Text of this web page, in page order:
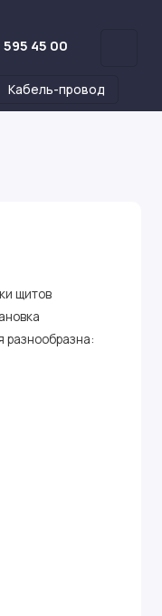
45 00
Кабель-провод
щитов
разнообразна: